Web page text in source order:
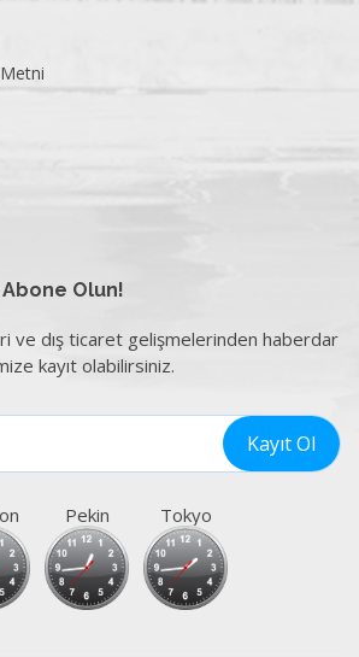
Olun!
ve dış ticaret gelişmelerinden haberdar
kayıt olabilirsiniz.
Pekin Tokyo